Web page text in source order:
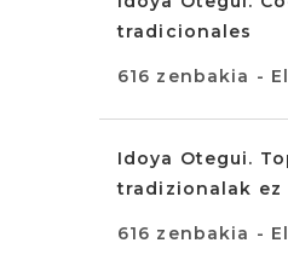
tradicionales
616 zenbakia -
Idoya Otegui.
tradizionalak ez
616 zenbakia -